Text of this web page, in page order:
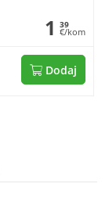
1 39
€/kom
Dodaj